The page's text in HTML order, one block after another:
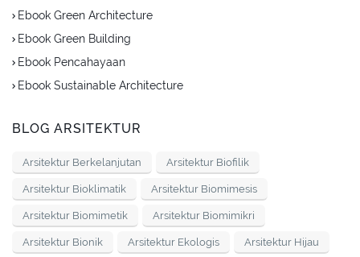
Ebook Green Architecture
Ebook Green Building
Ebook Pencahayaan
Ebook Sustainable Architecture
BLOG ARSITEKTUR
Arsitektur Berkelanjutan Arsitektur Biofilik
Arsitektur Bioklimatik Arsitektur Biomimesis
Arsitektur Biomimetik Arsitektur Biomimikri
Arsitektur Bionik Arsitektur Ekologis Arsitektur Hijau